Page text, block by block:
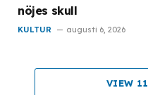
nöjes skull
KULTUR augusti 6, 2026
VIEW